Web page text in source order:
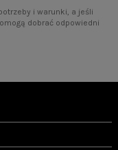
i warunki, a jeśli
dobrać odpowiedni